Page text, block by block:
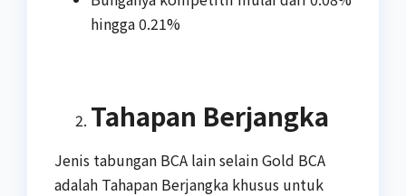
hingga 0.21%
Tahapan Berjangka
Jenis tabungan BCA lain selain Gold BCA
adalah Tahapan Berjangka khusus untuk